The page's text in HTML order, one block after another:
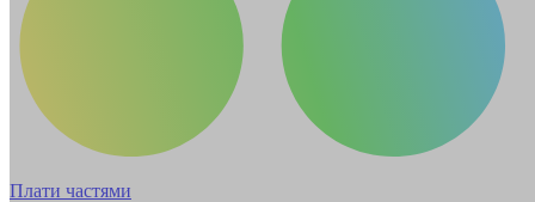
Плати частями